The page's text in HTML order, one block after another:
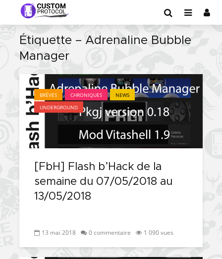
Étiquette – Adrenaline Bubble
Manager
BRÈVES CHRONIQUES
NEWS
UNDERGROUND
[FbH] Flash b’Hack de la
semaine du 07/05/2018 au
13/05/2018
13 mai 2018 0 commentaire 1 090 vues